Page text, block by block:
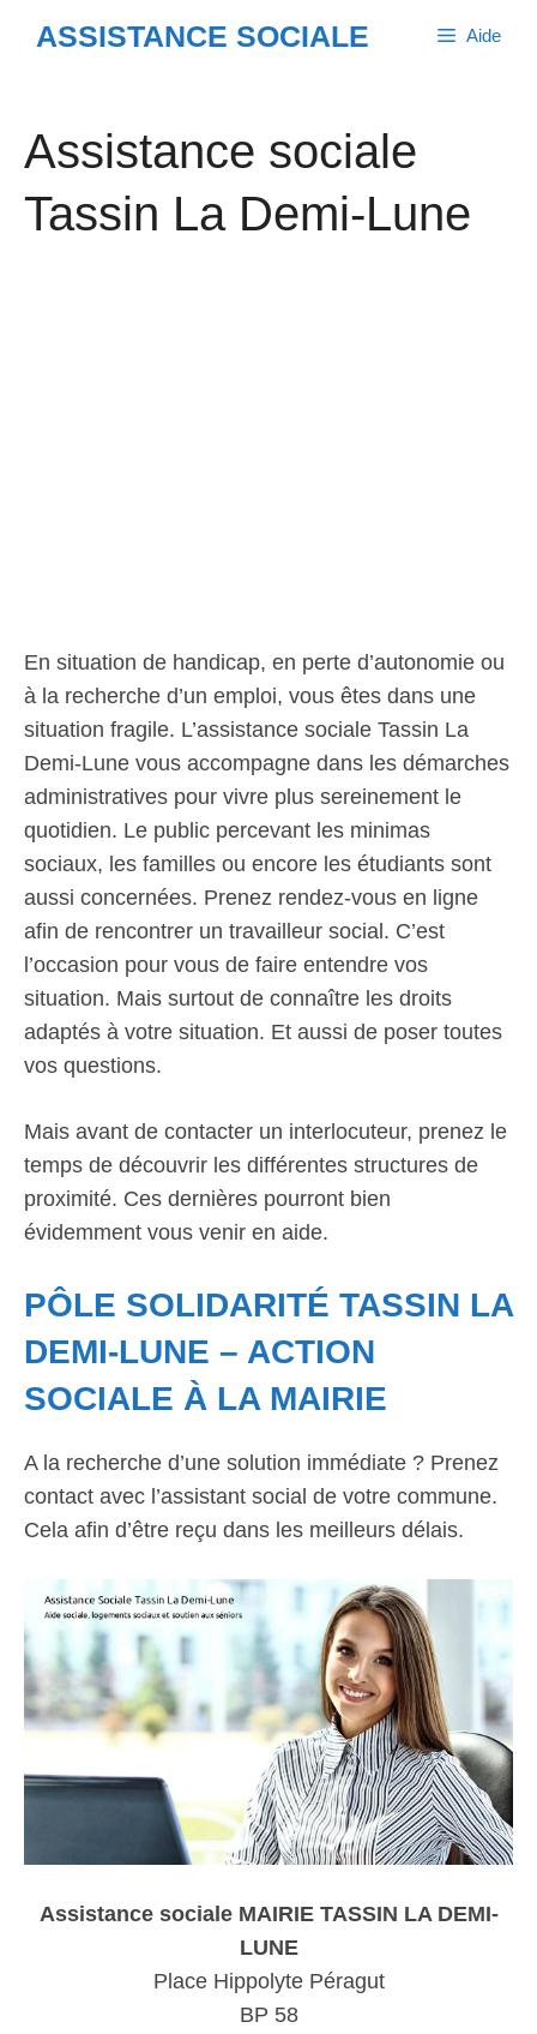
ASSISTANCE SOCIALE Aide
Assistance sociale
Tassin La Demi-Lune
En situation de handicap, en perte d’autonomie ou
à la recherche d’un emploi, vous êtes dans une
situation fragile. L’assistance sociale Tassin La
Demi-Lune vous accompagne dans les démarches
administratives pour vivre plus sereinement le
quotidien. Le public percevant les minimas
sociaux, les familles ou encore les étudiants sont
aussi concernées. Prenez rendez-vous en ligne
afin de rencontrer un travailleur social. C’est
l’occasion pour vous de faire entendre vos
situation. Mais surtout de connaître les droits
adaptés à votre situation. Et aussi de poser toutes
vos questions.
Mais avant de contacter un interlocuteur, prenez le
temps de découvrir les différentes structures de
proximité. Ces dernières pourront bien
évidemment vous venir en aide.
PÔLE SOLIDARITÉ TASSIN LA
DEMI-LUNE – ACTION
SOCIALE À LA MAIRIE
A la recherche d’une solution immédiate ? Prenez
contact avec l’assistant social de votre commune.
Cela afin d’être reçu dans les meilleurs délais.
Assistance sociale MAIRIE TASSIN LA DEMI-
LUNE
Place Hippolyte Péragut
BP 58